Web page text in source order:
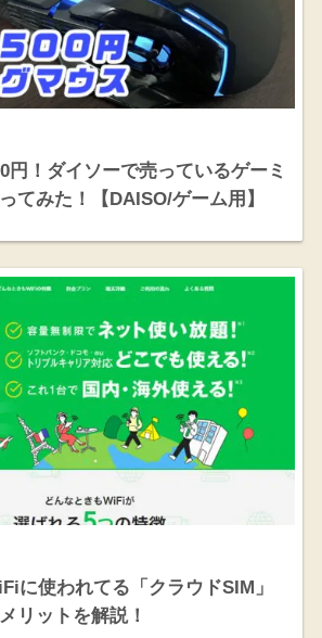
円！ダイソーで売っているゲーミ
てみた！【DAISO/ゲーム用】
に使われてる「クラウドSIM」
リットを解説！